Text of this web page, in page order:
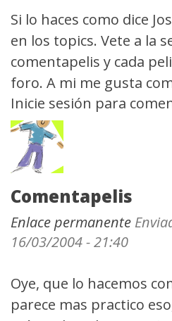
Si lo haces como dice
en los topics. Vete a la
comentapelis y cada
foro. A mi me gusta
Inicie sesión para
Comentapelis
Enlace permanente
16/03/2004 - 21:40
Oye, que lo hacemos
parece mas practico